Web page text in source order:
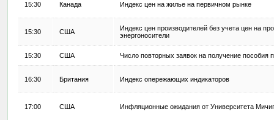
15:30 Канада Индекс цен на жилье на первичном рынке
15:30 США
Индекс цен производителей без учета цен на
энергоносители
15:30 США Число повторных заявок на получение пособия
16:30 Британия Индекс опережающих индикаторов
17:00 США Инфляционные ожидания от Университета